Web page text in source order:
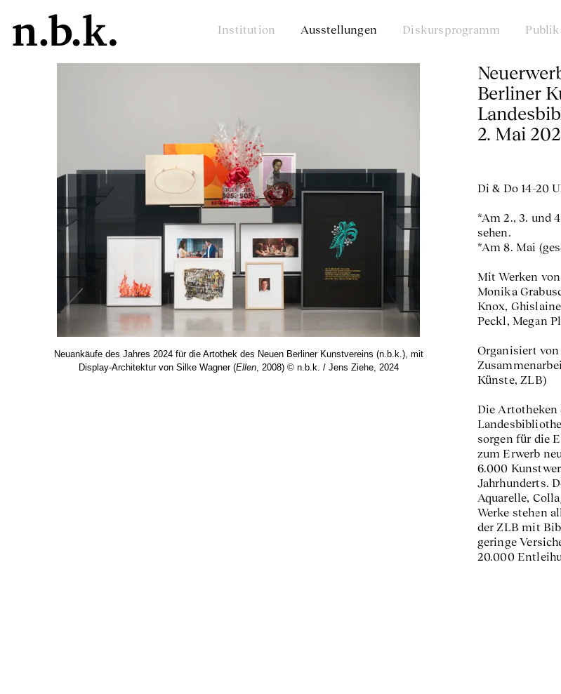
Institution Ausstellungen Diskursprogramm
Neuankäufe des Jahres 2024 für die Artothek des Neuen Berliner Kunstvereins (n.b.k.), mit
Display-Architektur von Silke Wagner (Ellen, 2008) © n.b.k. / Jens Ziehe, 2024
Berliner
2. Mai
Di & Do 14–20
*Am 2., 3. und
sehen.
*Am 8. Mai
Mit Werken
Monika
Knox,
Peckl, Megan
Organisiert
Künste, ZLB)
Die Artotheken
sorgen für die
zum Erwerb
6.000
Jahrhunderts.
Aquarelle,
Werke stehen
der ZLB mit
geringe
20.000